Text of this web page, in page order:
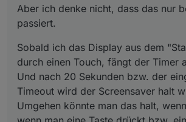
Ich hoffe man versteht was ich
Aber ich denke nicht, dass das nur
passiert.
Sobald ich das Display aus dem
durch einen Touch, fängt der Timer
Und nach 20 Sekunden bzw. der
Timeout wird der Screensaver halt
Umgehen könnte man das halt,